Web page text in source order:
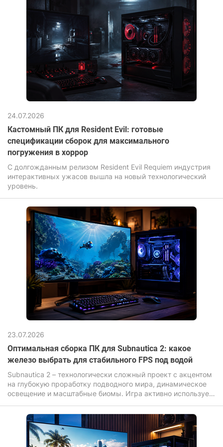
24.07.2026
Кастомный ПК для Resident Evil: готовые
спецификации сборок для максимального
погружения в хоррор
С долгожданным релизом Resident Evil Requiem индустрия
интерактивных ужасов вышла на новый технологический
уровень.
23.07.2026
Оптимальная сборка ПК для Subnautica 2: какое
железо выбрать для стабильного FPS под водой
Subnautica 2 – технологически сложный проект с акцентом
на глубокую проработку подводного мира, динамическое
освещение и масштабные биомы. Игра активно использует
сложный шейдеры воды, дальнюю прорисовку и высокую
плотность объектов, что прямо влияет на требования к
железу.